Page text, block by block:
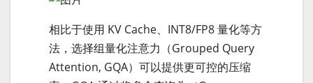
相比于使用 KV Cache、INT8/FP8 量化等方
法，选择组量化注意力（Grouped Query
Attention, GQA）可以提供更可控的压缩